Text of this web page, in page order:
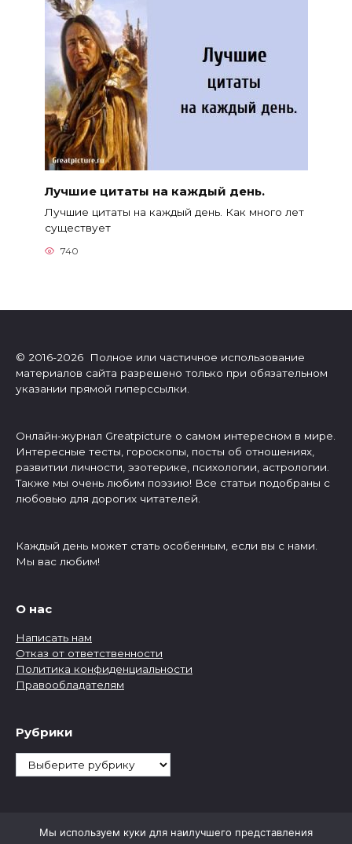
Лучшие цитаты на каждый день.
Лучшие цитаты на каждый день. Как много лет
существует
740
© 2016-2026 Полное или частичное использование
материалов сайта разрешено только при обязательном
указании прямой гиперссылки.
Онлайн-журнал Greatpicture о самом интересном в мире.
Интересные тесты, гороскопы, посты об отношениях,
развитии личности, эзотерике, психологии, астрологии.
Также мы очень любим поэзию! Все статьи подобраны с
любовью для дорогих читателей.
Каждый день может стать особенным, если вы с нами.
Мы вас любим!
О нас
Написать нам
Отказ от ответственности
Политика конфиденциальности
Правообладателям
Рубрики
Рубрики
Мы используем куки для наилучшего представления